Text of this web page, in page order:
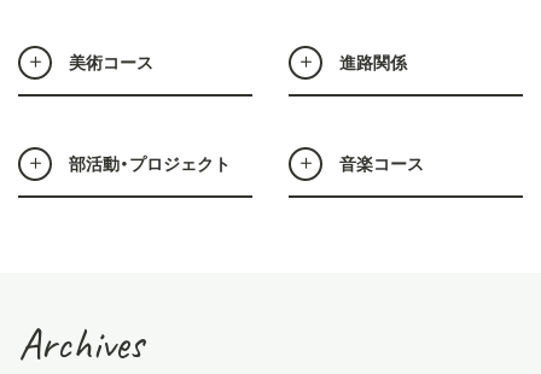
美術コース 進路関係
部活動・プロジェクト 音楽コース
Archives